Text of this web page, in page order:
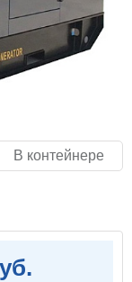
В контейнере